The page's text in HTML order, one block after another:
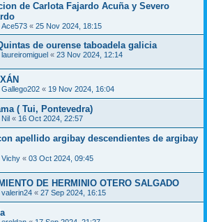
de Carlota Fajardo Acuña y Severo
Ace573 « 25 Nov 2024, 18:15
de ourense taboadela galicia
laureiromiguel « 23 Nov 2024, 12:14
Gallego202 « 19 Nov 2024, 16:04
( Tui, Pontevedra)
Nil « 16 Oct 2024, 22:57
apellido argibay descendientes de argibay
Vichy « 03 Oct 2024, 09:45
DE HERMINIO OTERO SALGADO
valerin24 « 27 Sep 2024, 16:15